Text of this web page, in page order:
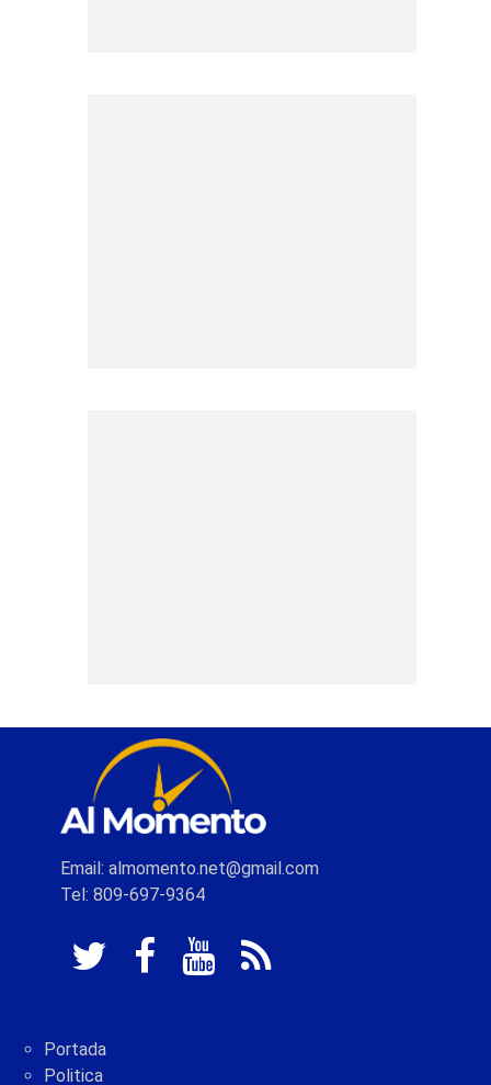
Email: almomento.net@gmail.com
Tel: 809-697-9364
Portada
Politica